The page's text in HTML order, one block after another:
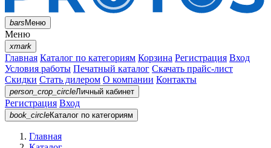
barsМеню
Меню
xmark
Главная Каталог по категориям Корзина Регистрация Вход
Условия работы Печатный каталог Скачать прайс-лист
Скидки Стать дилером О компании Контакты
person_crop_circleЛичный кабинет
Регистрация Вход
book_circleКаталог по категориям
Главная